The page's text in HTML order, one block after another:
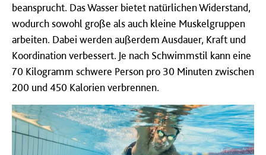
beansprucht. Das Wasser bietet natürlichen Widerstand,
wodurch sowohl große als auch kleine Muskelgruppen
arbeiten. Dabei werden außerdem Ausdauer, Kraft und
Koordination verbessert. Je nach Schwimmstil kann eine
70 Kilogramm schwere Person pro 30 Minuten zwischen
200 und 450 Kalorien verbrennen.